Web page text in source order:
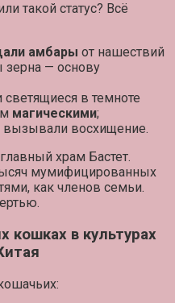
такой статус? Всё
амбары от нашествий
зерна — основу
в темноте
магическими;
вызывали восхищение.
храм Бастет.
мумифицированных
как членов семьи.
в культурах